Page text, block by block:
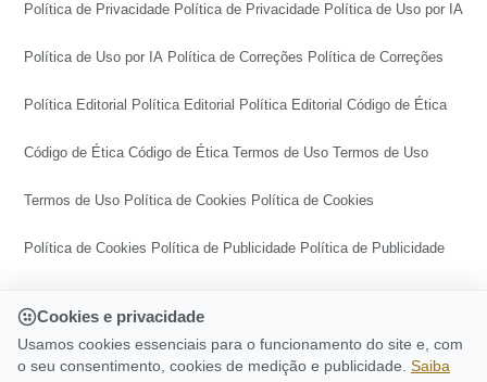
Política de Privacidade Política de Privacidade Política de Uso por IA
Política de Uso por IA Política de Correções Política de Correções
Política Editorial Política Editorial Política Editorial Código de Ética
Código de Ética Código de Ética Termos de Uso Termos de Uso
Termos de Uso Política de Cookies Política de Cookies
Política de Cookies Política de Publicidade Política de Publicidade
Central de Transparência Central de Transparência
Cookies e privacidade
Usamos cookies essenciais para o funcionamento do site e, com
o seu consentimento, cookies de medição e publicidade. Saiba